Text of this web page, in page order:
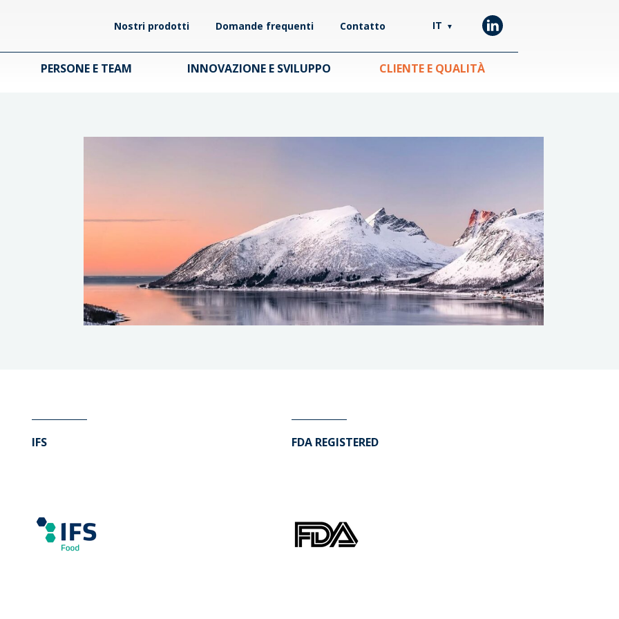
Nostri prodotti Domande frequenti Contatto IT ▼
PERSONE E TEAM INNOVAZIONE E SVILUPPO CLIENTE E QUALITÀ
IFS FDA REGISTERED